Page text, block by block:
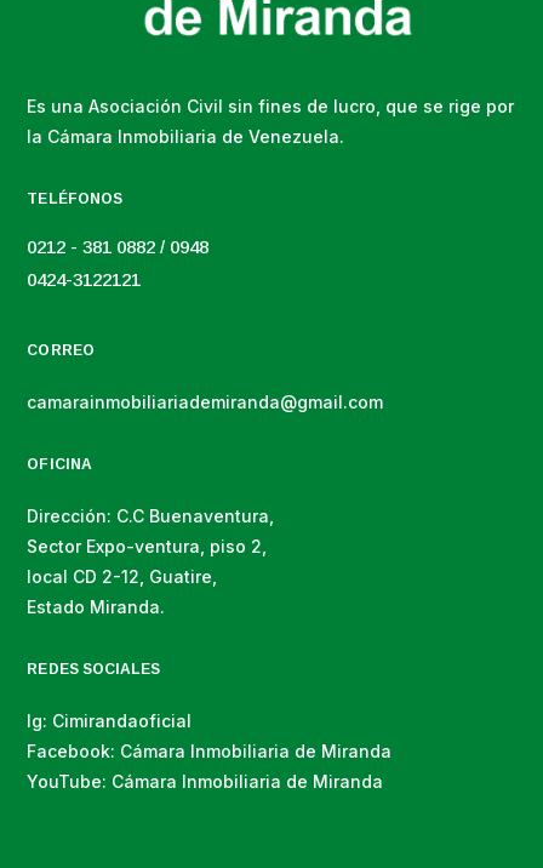
Es una Asociación Civil sin fines de lucro, que se rige por
la Cámara Inmobiliaria de Venezuela.
TELÉFONOS
0212 - 381 0882 / 0948
0424-3122121
CORREO
camarainmobiliariademiranda@gmail.com
OFICINA
Dirección: C.C Buenaventura,
Sector Expo-ventura, piso 2,
local CD 2-12, Guatire,
Estado Miranda.
REDES SOCIALES
Ig: Cimirandaoficial
Facebook: Cámara Inmobiliaria de Miranda
YouTube: Cámara Inmobiliaria de Miranda